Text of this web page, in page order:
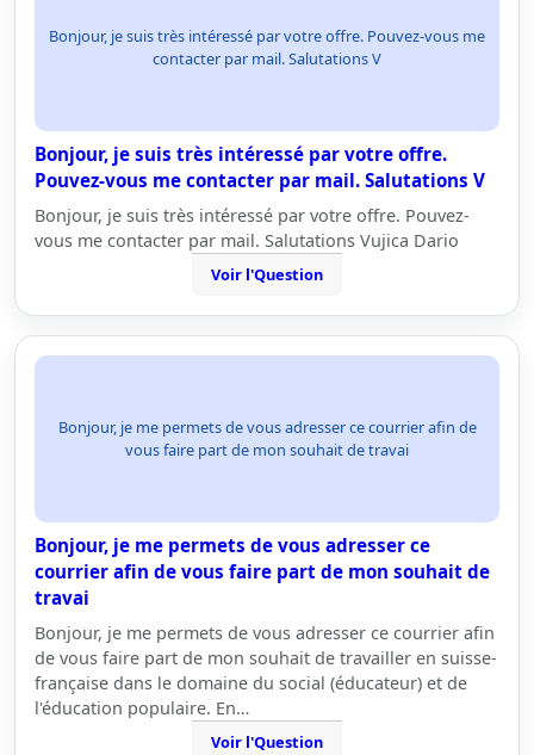
Bonjour, je suis très intéressé par votre offre. Pouvez-vous me
contacter par mail. Salutations V
Bonjour, je suis très intéressé par votre offre.
Pouvez-vous me contacter par mail. Salutations V
Bonjour, je suis très intéressé par votre offre. Pouvez-
vous me contacter par mail. Salutations Vujica Dario
Voir l'Question
Bonjour, je me permets de vous adresser ce courrier afin de
vous faire part de mon souhait de travai
Bonjour, je me permets de vous adresser ce
courrier afin de vous faire part de mon souhait de
travai
Bonjour, je me permets de vous adresser ce courrier afin
de vous faire part de mon souhait de travailler en suisse-
française dans le domaine du social (éducateur) et de
l'éducation populaire. En…
Voir l'Question